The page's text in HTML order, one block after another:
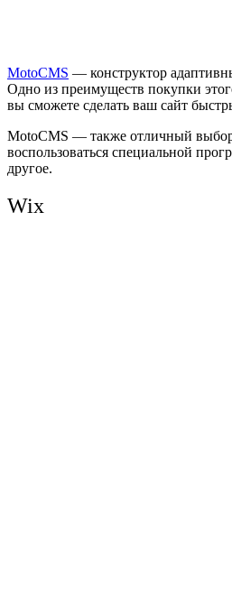
MotoCMS — конструктор
Одно из преимуществ покупки
вы сможете сделать ваш сайт
MotoCMS — также отличный выбор
воспользоваться специальной
другое.
Wix